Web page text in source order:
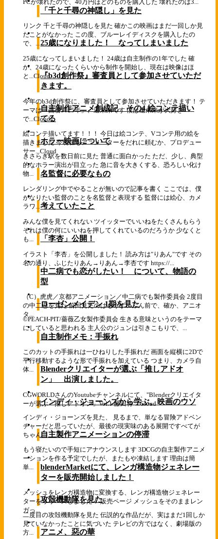
PCが壊れたので、40万円ほどのものを購入した 壊れたのは3...
「千と千尋の神隠し」を見た
リンク 千と千尋の神隠しを見た 確かこの映画はまだ一回しか見
たことがなかった この度、ブルーレイディスクを購入したの
で、...25歳になりました！ なってしまいました
25歳になってしまいました！ 24歳は自主制作の1年でした 確
か、24歳になったくらいから制作を開始し、現在は映像はほ
と... Cloud
『b3d創作祭』審査員として参加させていただ
きます。
今年のb3d創作祭に、審査員として参加させていただきます！ テ
ーマは「西暦3025年」、遠未来です 僕は遠未来が大好き
で... Cloud
自主制作アニメ創成記 その4,絵コンテ描い
てる
絵コンテ描いてます！！！ 今日は絵コンテ、Vコンテ用の絵を
描きました 今現在もアニメーターをだれに頼むか、プロデュー
サー...Cloud
ホラー映画について
きさらぎ駅を数日前に見た 普通に面白かった ただ、少し、典型
的なホラー演出が目立った 急に音を大きくする、恐ろしい化け
物...
名監督に必要なもの
レンダリング中でやることが無いので記事を書く ここでは、僕
がなりたい監督のことを名監督と表現する 監督には絵心、カメ
ラワ...考えていたこと
みんな僕を見てくれない ツイッターでいいねをたくさんもらう
それは僕の何にいいねを押してくれているのだろうか 少なくと
も...
「李杏」公開！
イラスト「李杏」を公開しました！ 読み方は"りあん"です その
名の通り、ふじたりあん→りあん→李杏です https://...
中二病でも恋がしたい！ について、物語の
型
（C）虎虎／京都アニメーション／中二病でも製作委員会 2度目
の中二恋を見た 前回見たのはもうずいぶん前で、確か、アニオ
タ...
ローゼンメイデン 1期を見た
©PEACH-PIT/薔薇乙女製作委員会 生きる意味というのをテーマ
にしていると思われる 主人公のジュンは引きこもりで、...
自主制作メモ：手振れ
このカットの手振れは一ひねりした手振れだ 画面を縦横に2Dで
平行移動するような形で手振れを加えている つまり、カメラ自
体...
Blenderクリエイターが選ぶ「推しアドオ
ン」 出演しました。
CGWORLDさんのYoutubeチャンネルにて、"Blenderクリエイタ
ーが選ぶ「推しアドオン」Vol.1 藤田将"...Cloud
インディ・ジョーンズから学ぶ、映画のウソ
インディ・ジョーンズを見た、 見るまで、単なる冒険アドベン
チャーだと思っていたが、最後の現実味のある展開ですべてが
ちゃん...自主製作アニメーションの停滞
もう寝たいので手短にアナウンスします 3DCGの自主製作アニメ
ーションを作る予定でしたが、またもや凍結します 理由は簡
単...
blenderMarketにて、レンガ構造物ジェネレー
ターを販売開始しました！
メッシュをレンガ構造物に変換する、レンガ構造物ジェネレー
ターをリリースしました！ 販売ページ メッシュをそのままレン
ガっ...
攻殻機動隊を見た
二度目の攻殻機動隊を見た 伝説的な作品だが、実はまだ1回しか
見ていなかったことに気づいた テレビの方ではなく、劇場版の
方...
アニメ、惡の華